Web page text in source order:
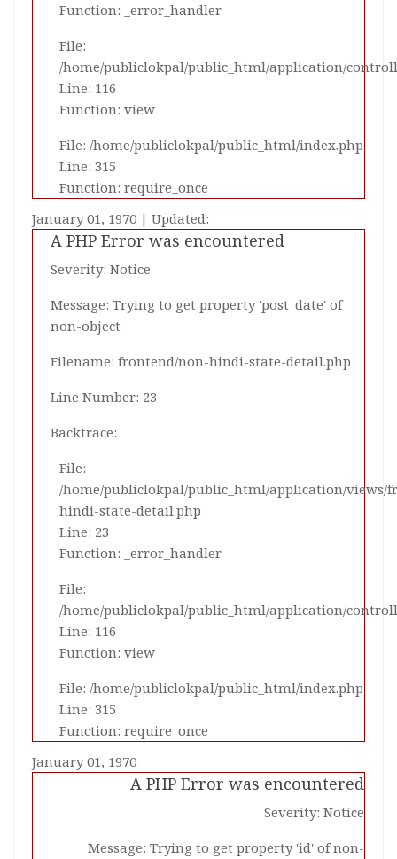
Function: _error_handler
File:
/home/publiclokpal/public_html/application/
Line: 116
Function: view
File: /home/publiclokpal/public_html/index.php
Line: 315
Function: require_once
January 01, 1970 | Updated:
A PHP Error was encountered
Severity: Notice
Message: Trying to get property 'post_date' of
non-object
Filename: frontend/non-hindi-state-detail.php
Line Number: 23
Backtrace:
File:
/home/publiclokpal/public_html/application/views/
hindi-state-detail.php
Line: 23
Function: _error_handler
File:
/home/publiclokpal/public_html/application/
Line: 116
Function: view
File: /home/publiclokpal/public_html/index.php
Line: 315
Function: require_once
January 01, 1970
A PHP Error was encountered
Severity: Notice
Message: Trying to get property 'id' of non-